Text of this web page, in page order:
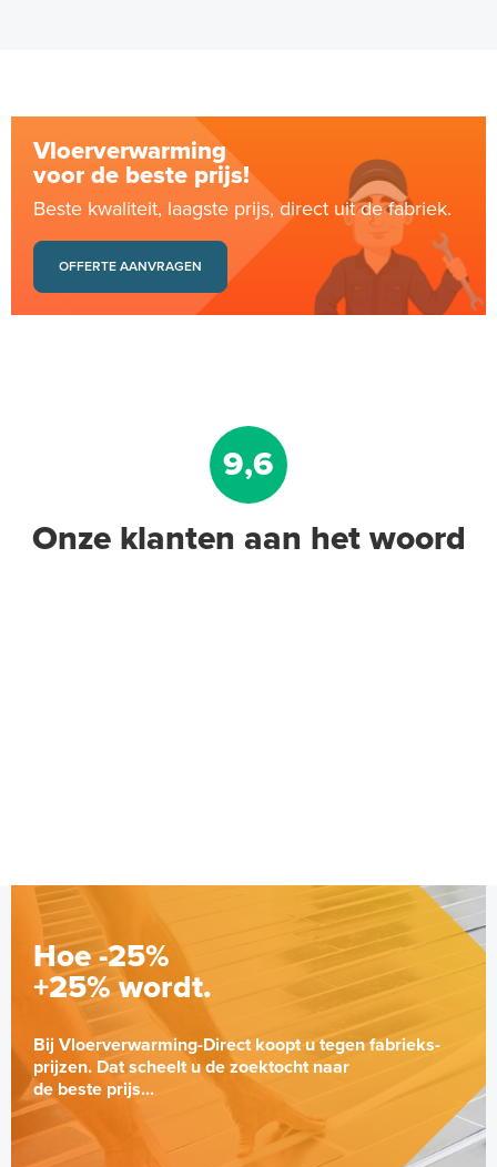
Vloerverwarming
voor de beste prijs!
Beste kwaliteit, laagste prijs, direct uit de fabriek.
OFFERTE AANVRAGEN
9,6
Onze klanten aan het woord
Hoe -25%
+25% wordt.
Bij Vloerverwarming-Direct koopt u tegen fabrieks-
prijzen. Dat scheelt u de zoektocht naar
de beste prijs...